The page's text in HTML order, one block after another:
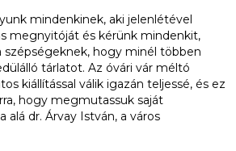
mindenkinek, aki jelenlétével
megnyitóját és kérünk mindenkit,
szépségeknek, hogy minél többen
tárlatot. Az óvári vár méltó
kiállítással válik igazán teljessé, és ez
hogy megmutassuk saját
alá dr. Árvay István, a város